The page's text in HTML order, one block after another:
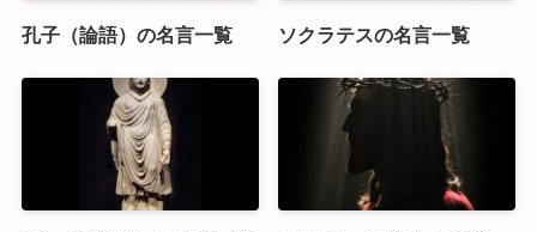
孔子（論語）の名言一覧 ソクラテスの名言一覧